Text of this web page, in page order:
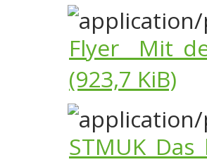
(923,7 KiB)